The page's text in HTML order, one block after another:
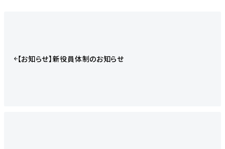
【お知らせ】新役員体制のお知らせ